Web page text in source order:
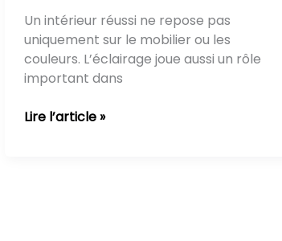
Un intérieur réussi ne repose pas
uniquement sur le mobilier ou les
couleurs. L’éclairage joue aussi un rôle
important dans
unique
Lire l’article »